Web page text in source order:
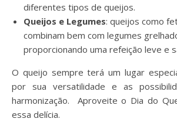
diferentes tipos de queijos.
Queijos e Legumes: queijos como
combinam bem com legumes
proporcionando uma refeição leve e
O queijo sempre terá um lugar
por sua versatilidade e as
harmonização. Aproveite o Dia do
essa delícia.